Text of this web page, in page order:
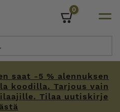
saat -5 % alennuksen
koodilla. Tarjous vain
Tilaa uutiskirje
0